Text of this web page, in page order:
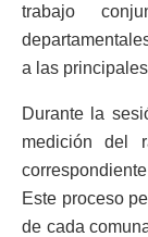
trabajo
a las
Durante la
medición del
Este proceso
de cada